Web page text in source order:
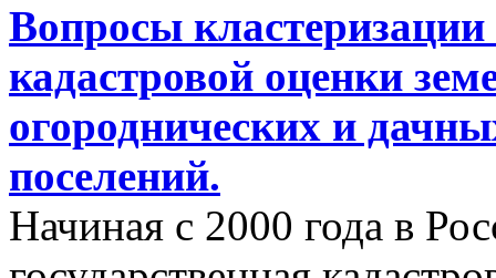
Вопросы кластеризации
кадастровой оценки
огороднических и
поселений.
Начиная с 2000 года в